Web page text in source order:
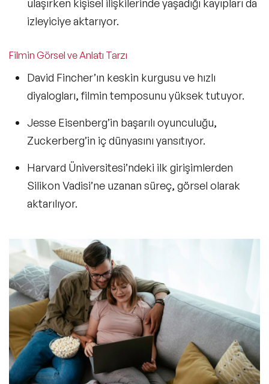
ulaşırken kişisel ilişkilerinde yaşadığı kayıpları da
izleyiciye aktarıyor.
Filmin Görsel ve Anlatı Tarzı
David Fincher’ın keskin kurgusu ve hızlı
diyalogları, filmin temposunu yüksek tutuyor.
Jesse Eisenberg’in başarılı oyunculuğu,
Zuckerberg’in iç dünyasını yansıtıyor.
Harvard Üniversitesi’ndeki ilk girişimlerden
Silikon Vadisi’ne uzanan süreç, görsel olarak
aktarılıyor.